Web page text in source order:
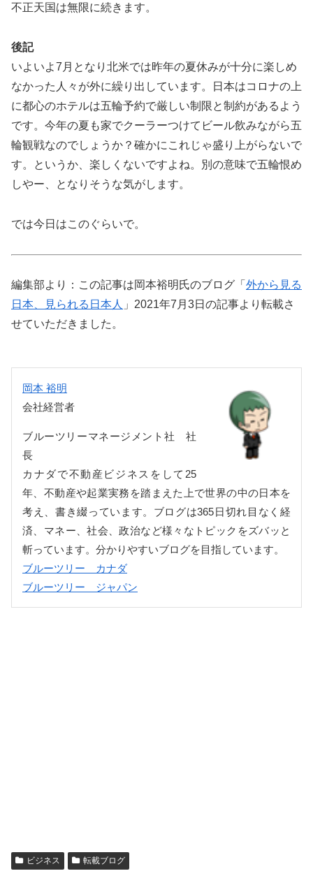
不正天国は無限に続きます。
後記
いよいよ7月となり北米では昨年の夏休みが十分に楽しめ
なかった人々が外に繰り出しています。日本はコロナの上
に都心のホテルは五輪予約で厳しい制限と制約があるよう
です。今年の夏も家でクーラーつけてビール飲みながら五
輪観戦なのでしょうか？確かにこれじゃ盛り上がらないで
す。というか、楽しくないですよね。別の意味で五輪恨め
しやー、となりそうな気がします。
では今日はこのぐらいで。
編集部より：この記事は岡本裕明氏のブログ「 外から見る
日本、見られる日本人 」2021年7月3日の記事より転載さ
せていただきました。
岡本 裕明
会社経営者
ブルーツリーマネージメント社 社
長
カナダで不動産ビジネスをして25
年、不動産や起業実務を踏まえた上で世界の中の日本を
考え、書き綴っています。ブログは365日切れ目なく経
済、マネー、社会、政治など様々なトピックをズバッと
斬っています。分かりやすいブログを目指しています。
ブルーツリー カナダ
ブルーツリー ジャパン
ビジネス 転載ブログ